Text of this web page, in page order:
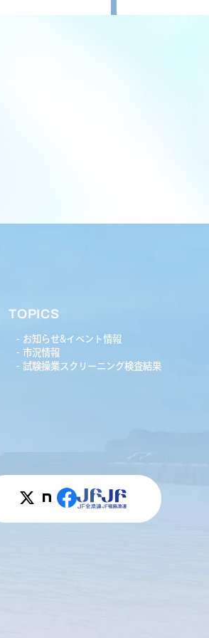
TOPICS
お知らせ&イベント情報
市況情報
試験操業スクリーニング検査結果